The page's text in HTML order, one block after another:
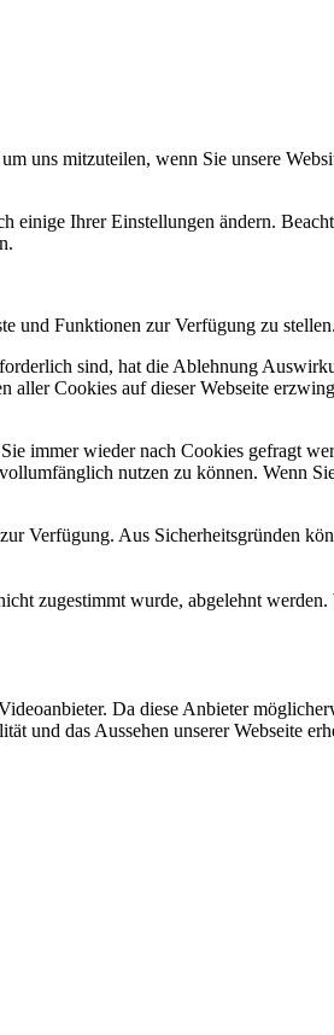
uns mitzuteilen, wenn Sie unsere
Ihrer Einstellungen ändern.
und Funktionen zur Verfügung zu
sind, hat die Ablehnung
Cookies auf dieser Webseite
immer wieder nach Cookies gefragt
nutzen zu können. Wenn
Verfügung. Aus Sicherheitsgründen
zugestimmt wurde, abgelehnt
Da diese Anbieter
und das Aussehen unserer Webseite